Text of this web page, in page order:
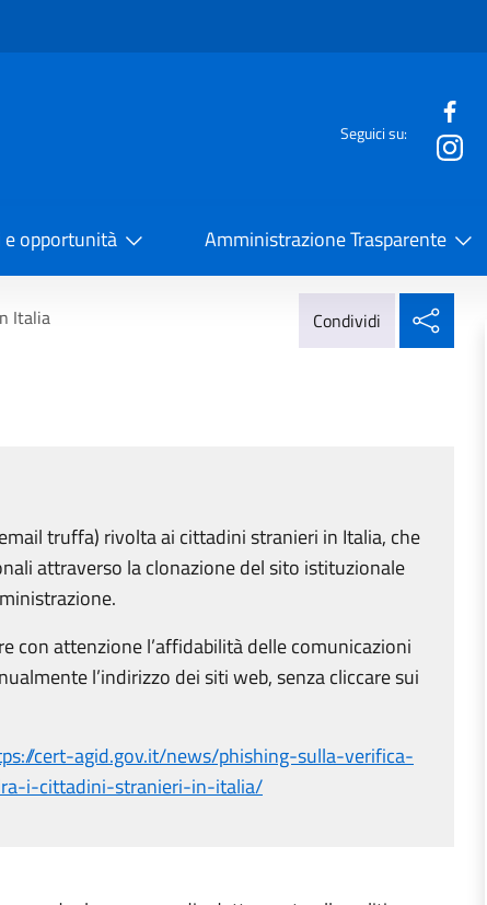
Seguici su:
e opportunità Amministrazione Trasparente
Italia Condividi
truffa) rivolta ai cittadini stranieri in Italia, che
attraverso la clonazione del sito istituzionale
con attenzione l’affidabilità delle comunicazioni
l’indirizzo dei siti web, senza cliccare sui
cert-agid.gov.it/news/phishing-sulla-verifica-
i-cittadini-stranieri-in-italia/